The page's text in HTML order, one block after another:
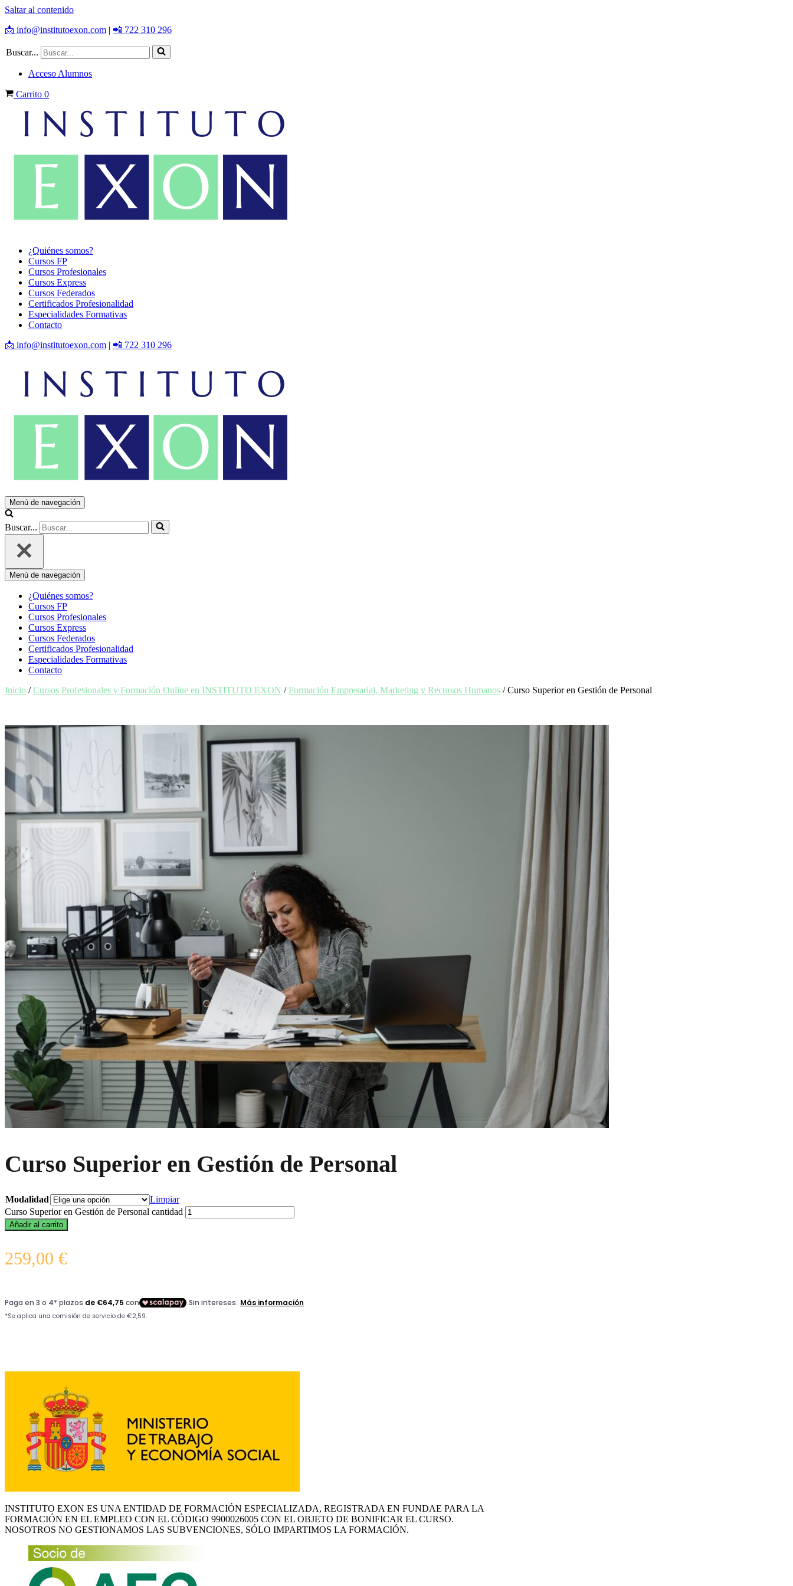
Saltar al contenido
📩 info@institutoexon.com | 📲 722 310 296
Buscar...
Acceso Alumnos
Carrito 0
¿Quiénes somos?
Cursos FP
Cursos Profesionales
Cursos Express
Cursos Federados
Certificados Profesionalidad
Especialidades Formativas
Contacto
📩 info@institutoexon.com | 📲 722 310 296
Menú de navegación
Buscar...
Menú de navegación
¿Quiénes somos?
Cursos FP
Cursos Profesionales
Cursos Express
Cursos Federados
Certificados Profesionalidad
Especialidades Formativas
Contacto
Inicio /Cursos Profesionales y Formación Online en INSTITUTO EXON /Formación Empresarial, Marketing y Recursos Humanos / Curso Superior en Gestión de Personal
Curso Superior en Gestión de Personal
Modalidad
Limpiar
Curso Superior en Gestión de Personal cantidad
Añadir al carrito
259,00 €
INSTITUTO EXON ES UNA ENTIDAD DE FORMACIÓN ESPECIALIZADA, REGISTRADA EN FUNDAE PARA LA
FORMACIÓN EN EL EMPLEO CON EL CÓDIGO 9900026005 CON EL OBJETO DE BONIFICAR EL CURSO.
NOSOTROS NO GESTIONAMOS LAS SUBVENCIONES, SÓLO IMPARTIMOS LA FORMACIÓN.